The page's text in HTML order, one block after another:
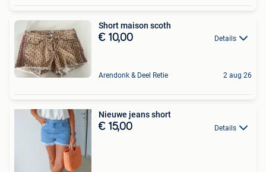
Short maison scoth
€ 10,00 Details
Arendonk & Deel Retie 2 aug 26
Nieuwe jeans short
€ 15,00 Details